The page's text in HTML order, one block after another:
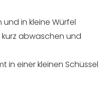
in kleine Würfel
abwaschen und
in einer kleinen Schüssel